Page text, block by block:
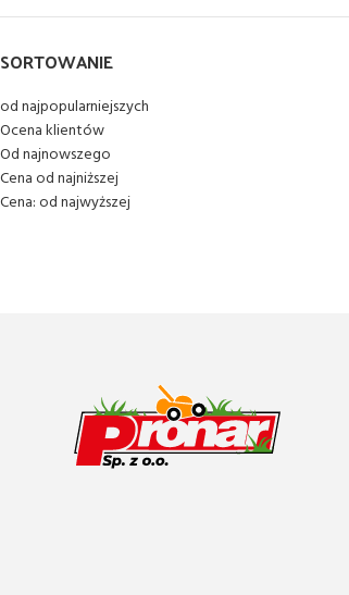
SORTOWANIE
od najpopularniejszych
Ocena klientów
Od najnowszego
Cena od najniższej
Cena: od najwyższej